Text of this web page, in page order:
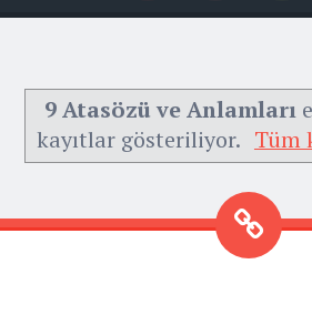
Menu Widgets
9 Atasözü ve Anlamları
kayıtlar gösteriliyor. Tüm